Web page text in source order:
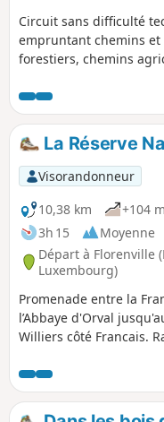
Circuit sans difficulté
empruntant chemins et
forestiers, chemins
transfrontaliers se
discrètement. Vous
petits villages typiques,
des ruisseaux
approcherez l'Abbaye
manquez pas d'y faire
pendant ou après la
La Réserve
Visorandonneur
10,38 km
+104 m
3h 15
Moyenne
Départ à Florenville
Luxembourg)
Promenade entre la
l’Abbaye d'Orval
Williers côté Francais.
forestiers et avoir
murmures d'un
rencontre d'un